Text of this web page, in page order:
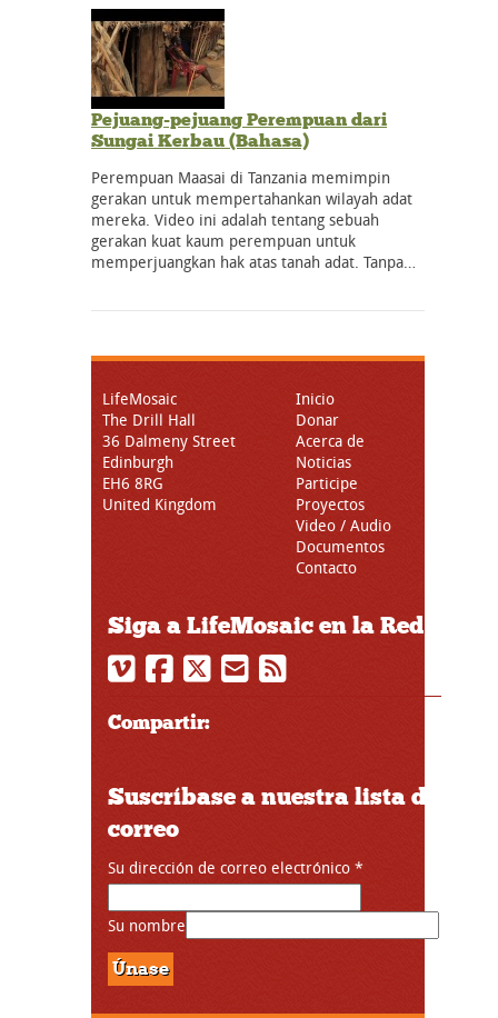
Pejuang-pejuang Perempuan dari
Sungai Kerbau (Bahasa)
Perempuan Maasai di Tanzania memimpin
gerakan untuk mempertahankan wilayah adat
mereka. Video ini adalah tentang sebuah
gerakan kuat kaum perempuan untuk
memperjuangkan hak atas tanah adat. Tanpa…
LifeMosaic
The Drill Hall
36 Dalmeny Street
Edinburgh
EH6 8RG
United Kingdom
Inicio
Donar
Acerca de
Noticias
Participe
Proyectos
Video / Audio
Documentos
Contacto
Siga a LifeMosaic en la Red
Compartir:
Suscríbase a nuestra lista de
correo
Su dirección de correo electrónico *
Su nombre